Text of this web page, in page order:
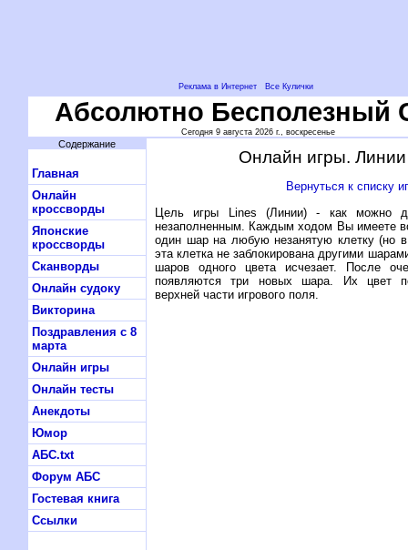
Реклама в Интернет Все Кулички
Абсолютно Бесполезный
Сегодня 9 августа 2026 г., воскресенье
Содержание
Главная
Онлайн
кроссворды
Японские
кроссворды
Сканворды
Онлайн судоку
Викторина
Поздравления с 8
марта
Онлайн игры
Онлайн тесты
Анекдоты
Юмор
АБС.txt
Форум АБС
Гостевая книга
Ссылки
Онлайн игры.
Вернуться к списку
Цель игры Lines (Линии) - как можно
незаполненным. Каждым ходом Вы имеете
один шар на любую незанятую клетку (но
эта клетка не заблокирована другими
шаров одного цвета исчезает. После
появляются три новых шара. Их цвет
верхней части игрового поля.